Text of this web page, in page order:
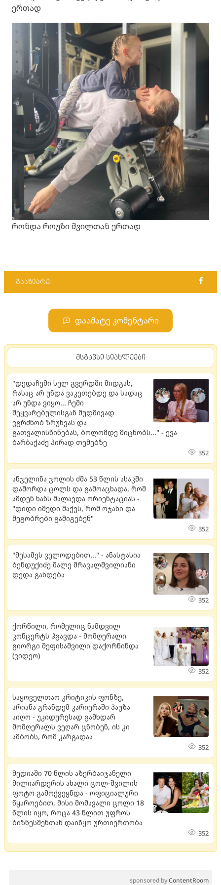
ერთად
რონდა როუზი შვილთან ერთად
გააზიარე:
დაამატე კომენტარი
მსგავსი სიახლეები
"დედაჩემი სულ გვერდში მიდგას,
რასაც არ უნდა ვაკეთებდე და სადაც
არ უნდა ვიყო... ჩემი
შეყვარებულისგან მუდმივად
ვგრძნობ ზრუნვას და
გათვალისწინებას, ბოლომდე მიცნობს..." - ევა
ბარბაქაძე პირად თემებზე
352
ანჯელინა ჯოლის ძმა 53 წლის ასაკში
დაშორდა ცოლს და გამოაცხადა, რომ
ამდენ ხანს მალავდა ორიენტაციას -
"დიდი იმედი მაქვს, რომ ოჯახი და
მეგობრები გამიგებენ"
352
"მესამეს ველოდებით..." - ანასტასია
ბენდუქიძე მალე მრავალშვილიანი
დედა გახდება
352
ქორწილი, რომელიც ნამდვილ
კონცერტს ჰგავდა - მომღერალი
გიორგი მეფისაშვილი დაქორწინდა
(ვიდეო)
352
საყოველთაო კრიტიკის ფონზე,
არიანა გრანდემ კარიერაში პაუზა
აიღო - უკიდურესად გამხდარ
მომღერალს ვეღარ ცნობენ, ის კი
ამბობს, რომ კარგადაა
352
მედიაში 70 წლის აზერბაიჯანელი
მილიარდერის ახალი ცოლ-შვილის
ფოტო გამოქვეყნდა - ოფიციალური
წყაროებით, მისი მომავალი ცოლი 18
წლის იყო, როცა 43 წლით უფროს
ბიზნესმენთან დაიწყო ურთიერთობა
352
sponsored byContentRoom